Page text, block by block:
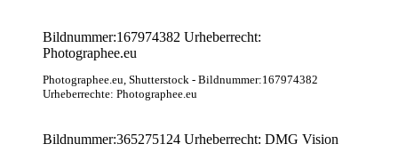
Bildnummer:167974382 Urheberrecht:
Photographee.eu
Photographee.eu, Shutterstock - Bildnummer:167974382
Urheberrechte: Photographee.eu
Bildnummer:365275124 Urheberrecht: DMG Vision